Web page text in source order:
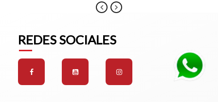
REDES SOCIALES